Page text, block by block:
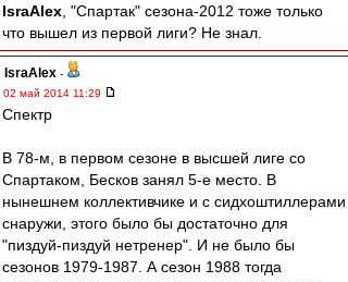
IsraAlex , "Спартак" сезона-2012 тоже только
что вышел из первой лиги? Не знал.
IsraAlex -
02 май 2014 11:29
Спектр
В 78-м, в первом сезоне в высшей лиге со
Спартаком, Бесков занял 5-е место. В
нынешнем коллективчике и с сидхоштиллерами
снаружи, этого было бы достаточно для
"пиздуй-пиздуй нетренер". И не было бы
сезонов 1979-1987. А сезон 1988 тогда